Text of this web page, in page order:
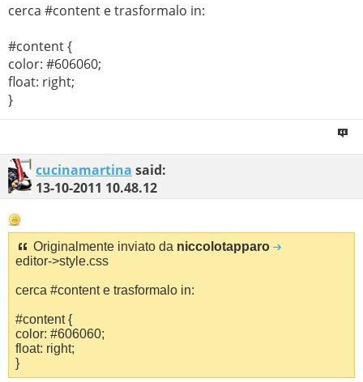
cerca #content e trasformalo in:
#content {
color: #606060;
float: right;
}
cucinamartina said:
13-10-2011 10.48.12
Originalmente inviato da niccolotapparo
editor->style.css
cerca #content e trasformalo in:
#content {
color: #606060;
float: right;
}